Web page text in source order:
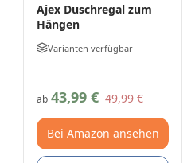
Ajex Duschregal zum
Hängen
Varianten verfügbar
ab 43,99 € 49,99 €
Bei Amazon ansehen